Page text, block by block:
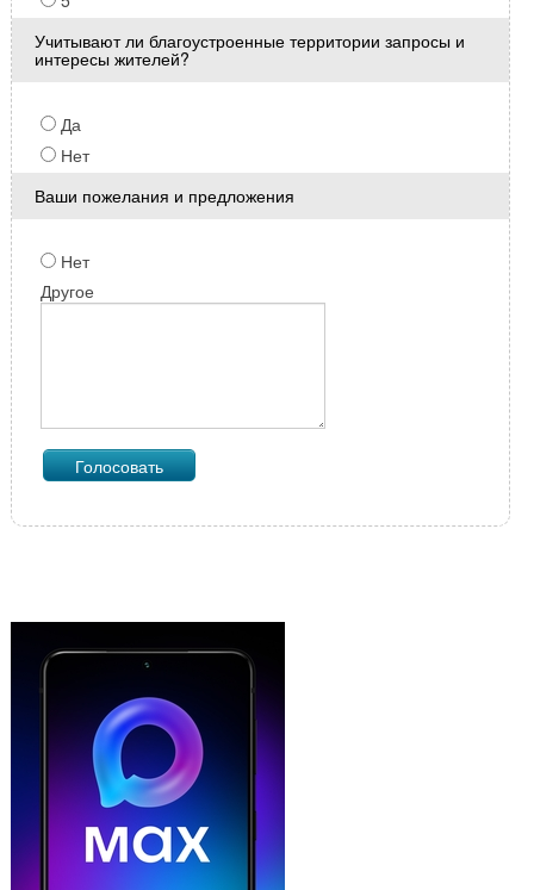
Учитывают ли благоустроенные территории запросы и
интересы жителей?
Да
Нет
Ваши пожелания и предложения
Нет
Другое